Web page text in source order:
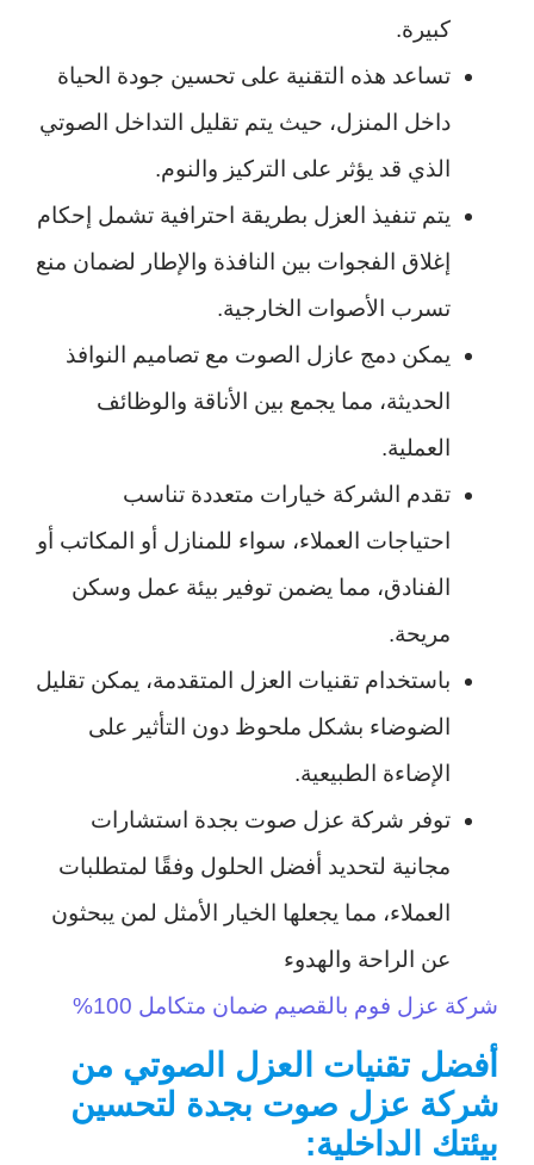
كبيرة.
تساعد هذه التقنية على تحسين جودة الحياة
داخل المنزل، حيث يتم تقليل التداخل الصوتي
الذي قد يؤثر على التركيز والنوم.
يتم تنفيذ العزل بطريقة احترافية تشمل إحكام
إغلاق الفجوات بين النافذة والإطار لضمان منع
تسرب الأصوات الخارجية.
يمكن دمج عازل الصوت مع تصاميم النوافذ
الحديثة، مما يجمع بين الأناقة والوظائف
العملية.
تقدم الشركة خيارات متعددة تناسب
احتياجات العملاء، سواء للمنازل أو المكاتب أو
الفنادق، مما يضمن توفير بيئة عمل وسكن
مريحة.
باستخدام تقنيات العزل المتقدمة، يمكن تقليل
الضوضاء بشكل ملحوظ دون التأثير على
الإضاءة الطبيعية.
توفر شركة عزل صوت بجدة استشارات
مجانية لتحديد أفضل الحلول وفقًا لمتطلبات
العملاء، مما يجعلها الخيار الأمثل لمن يبحثون
عن الراحة والهدوء
شركة عزل فوم بالقصيم ضمان متكامل 100%
أفضل تقنيات العزل الصوتي من
شركة عزل صوت بجدة لتحسين
بيئتك الداخلية: